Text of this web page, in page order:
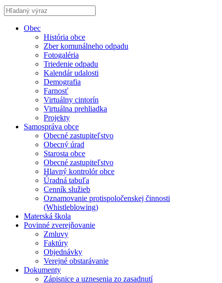
Obec
História obce
Zber komunálneho odpadu
Fotogaléria
Triedenie odpadu
Kalendár udalosti
Demografia
Farnosť
Virtuálny cintorín
Virtuálna prehliadka
Projekty
Samospráva obce
Obecné zastupiteľstvo
Obecný úrad
Starosta obce
Obecné zastupiteľstvo
Hlavný kontrolór obce
Úradná tabuľa
Cenník služieb
Oznamovanie protispoločenskej činnosti
(Whistleblowing)
Materská škola
Povinné zverejňovanie
Zmluvy
Faktúry
Objednávky
Verejné obstarávanie
Dokumenty
Zápisnice a uznesenia zo zasadnutí